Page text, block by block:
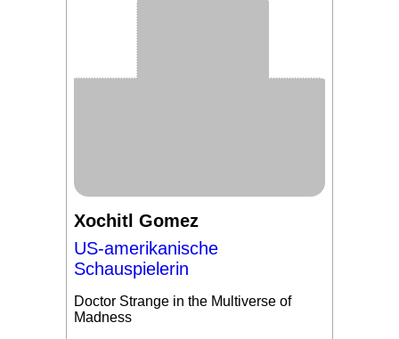
Xochitl Gomez
US-amerikanische
Schauspielerin
Doctor Strange in the Multiverse of
Madness